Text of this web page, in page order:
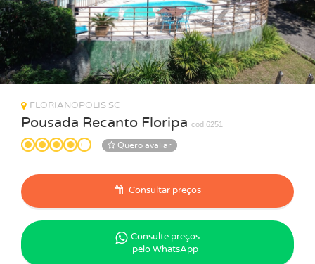
Pousada Recanto Floripa cod.6251
FLORIANÓPOLIS SC
Quero avaliar
Consultar preços
Consulte preços
pelo WhatsApp